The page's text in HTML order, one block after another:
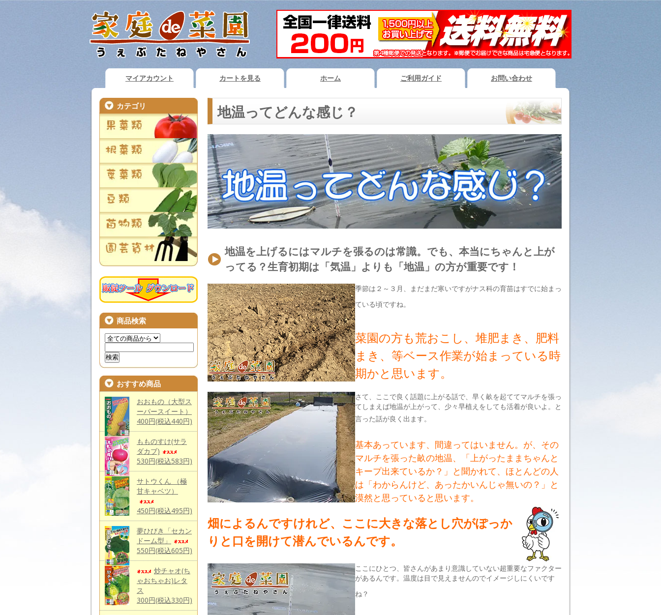
マイアカウント カートを見る ホーム ご利用ガイド お問い合わせ
地温ってどんな感じ？
地温を上げるにはマルチを張るのは常識。でも、本当にちゃんと上が
ってる？生育初期は「気温」よりも「地温」の方が重要です！
季節は２～３月、まだまだ寒いですがナス科の育苗はすでに始まっ
ている頃ですね。
菜園の方も荒おこし、堆肥まき、肥料
まき、等ベース作業が始まっている時
期かと思います。
さて、ここで良く話題に上がる話で、早く畝を起ててマルチを張っ
てしまえば地温が上がって、少々早植えをしても活着が良いよ。と
言った話が良く出ます。
基本あっています、間違ってはいません。が、その
マルチを張った畝の地温、「上がったままちゃんと
キープ出来ているか？」と聞かれて、ほとんどの人
は「わからんけど、あったかいんじゃ無いの？」と
漠然と思っていると思います。
畑によるんですけれど、ここに大きな落とし穴がぽっか
りと口を開けて潜んでいるんです。
ここにひとつ、皆さんがあまり意識していない超重要なファクター
があるんです。温度は目で見えませんのでイメージしにくいです
ね？
カテゴリ
商品検索
おすすめ商品
おおもの（大型ス
ーパースイート）
400円(税込440円)
もものすけ(サラ
ダカブ)
530円(税込583円)
サトウくん （極
甘キャベツ）
450円(税込495円)
夢ひびき「セカン
ドーム型」
550円(税込605円)
炒チャオ(ち
ゃおちゃお)レタ
ス
300円(税込330円)